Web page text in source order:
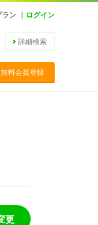
ラン ログイン
詳細検索
無料会員登録
更